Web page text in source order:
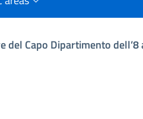
del Capo Dipartimento